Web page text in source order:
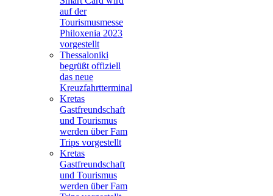
auf der
Tourismusmesse
Philoxenia 2023
vorgestellt
Thessaloniki
begrüßt offiziell
das neue
Kreuzfahrtterminal
Kretas
Gastfreundschaft
und Tourismus
werden über Fam
Trips vorgestellt
Kretas
Gastfreundschaft
und Tourismus
werden über Fam